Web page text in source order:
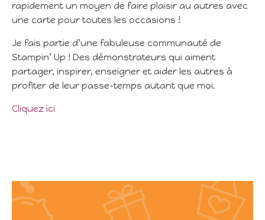
rapidement un moyen de faire plaisir au autres avec
une carte pour toutes les occasions !
Je fais partie d’une fabuleuse communauté de
Stampin’ Up ! Des démonstrateurs qui aiment
partager, inspirer, enseigner et aider les autres à
profiter de leur passe-temps autant que moi.
Cliquez ici